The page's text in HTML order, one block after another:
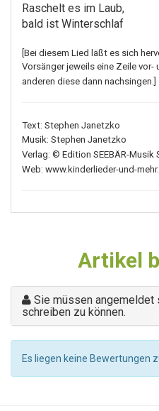
Raschelt es im Laub,
bald ist Winterschlaf
[Bei diesem Lied läßt es sich
Vorsänger jeweils eine Zeile vor-
anderen diese dann nachsingen.]
Text: Stephen Janetzko
Musik: Stephen Janetzko
Verlag: © Edition SEEBÄR-Musik
Web: www.kinderlieder-und-
Artikel
Sie müssen angemeldet
schreiben zu können.
Es liegen keine Bewertungen